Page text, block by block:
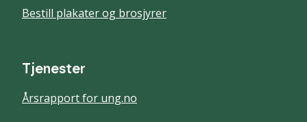
Bestill plakater og brosjyrer
Tjenester
Årsrapport for ung.no